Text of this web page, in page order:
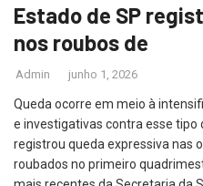
Estado de SP
nos roubos de
Admin junho 1, 2026
Queda ocorre em meio à
e investigativas contra esse tipo
registrou queda expressiva nas
roubados no primeiro